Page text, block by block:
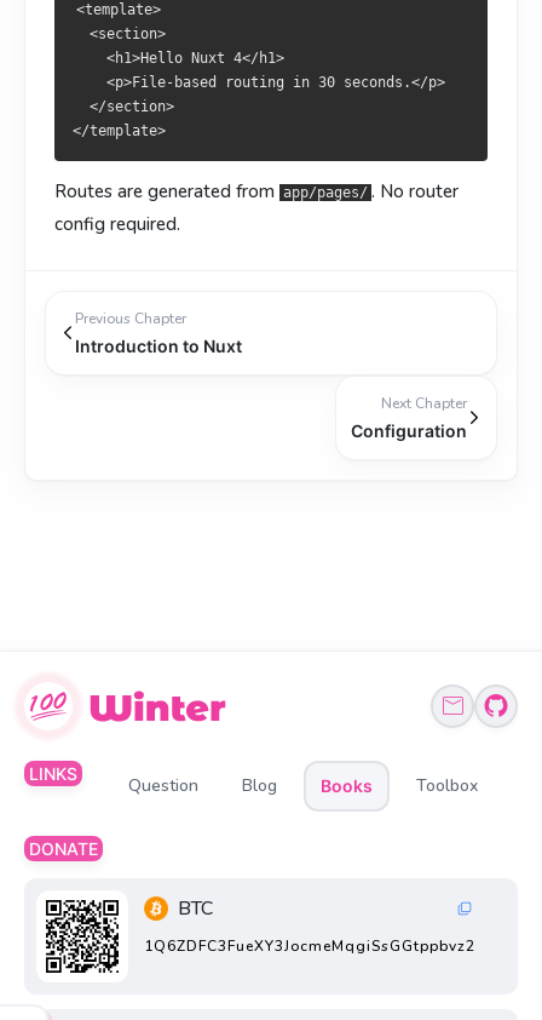
<template>
  <section>
    <h1>Hello Nuxt 4</h1>
    <p>File-based routing in 30 seconds.</p>
  </section>
Routes are generated from app/pages/ . No router
config required.
Previous Chapter
Introduction to Nuxt
Next Chapter
Configuration
LINKS
Question Blog Books Toolbox
DONATE
BTC
1Q6ZDFC3FueXY3JocmeMqgiSsGGtppbvz2